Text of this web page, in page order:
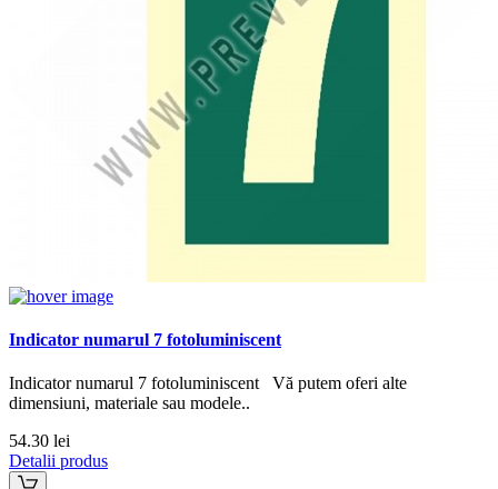
Indicator numarul 7 fotoluminiscent
Indicator numarul 7 fotoluminiscent Vă putem oferi alte
dimensiuni, materiale sau modele..
54.30 lei
Detalii produs